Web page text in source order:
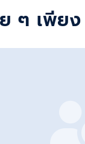
ๆ เพีย